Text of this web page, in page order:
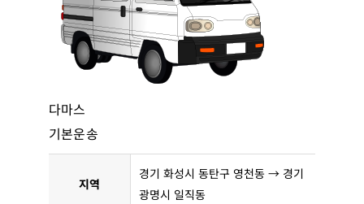
다마스
기본운송
지역
경기 화성시 동탄구 영천동 → 경기
광명시 일직동